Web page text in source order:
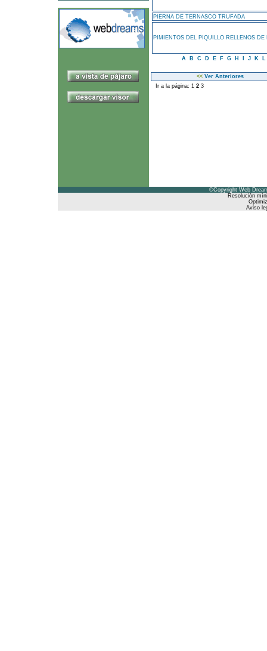
PIERNA DE TERNASCO TRUFADA
PIMIENTOS DEL PIQUILLO RELLENOS DE
A B C D E F G H J K L
<< Ver Anteriores
Ir a la página: 1 2 3
©Copyright Web
Resolución
Aviso